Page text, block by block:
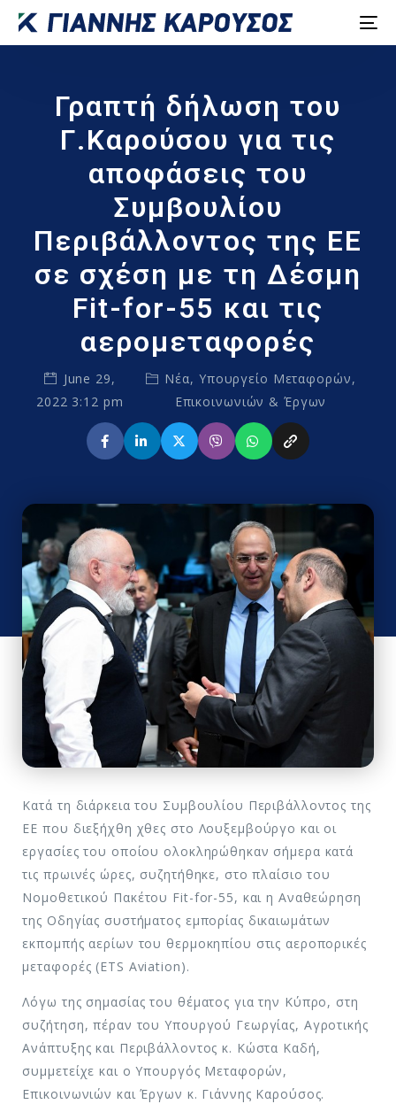
Γραπτή δήλωση του
Γ.Καρούσου για τις
αποφάσεις του
Συμβουλίου
Περιβάλλοντος της ΕΕ
σε σχέση με τη Δέσμη
Fit-for-55 και τις
αερομεταφορές
June 29,
2022 3:12 pm
Νέα, Υπουργείο Μεταφορών,
Επικοινωνιών & Έργων
Κατά τη διάρκεια του Συμβουλίου Περιβάλλοντος της
ΕΕ που διεξήχθη χθες στο Λουξεμβούργο και οι
εργασίες του οποίου ολοκληρώθηκαν σήμερα κατά
τις πρωινές ώρες, συζητήθηκε, στο πλαίσιο του
Νομοθετικού Πακέτου Fit-for-55, και η Αναθεώρηση
της Οδηγίας συστήματος εμπορίας δικαιωμάτων
εκπομπής αερίων του θερμοκηπίου στις αεροπορικές
μεταφορές (ETS Aviation).
Λόγω της σημασίας του θέματος για την Κύπρο, στη
συζήτηση, πέραν του Υπουργού Γεωργίας, Αγροτικής
Ανάπτυξης και Περιβάλλοντος κ. Κώστα Καδή,
συμμετείχε και ο Υπουργός Μεταφορών,
Επικοινωνιών και Έργων κ. Γιάννης Καρούσος.